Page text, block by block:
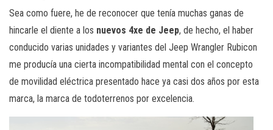
Sea como fuere, he de reconocer que tenía muchas ganas de
hincarle el diente a los nuevos 4xe de Jeep, de hecho, el haber
conducido varias unidades y variantes del Jeep Wrangler Rubicon
me producía una cierta incompatibilidad mental con el concepto
de movilidad eléctrica presentado hace ya casi dos años por esta
marca, la marca de todoterrenos por excelencia.